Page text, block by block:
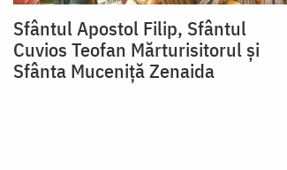
Sfântul Apostol Filip, Sfântul
Cuvios Teofan Mărturisitorul și
Sfânta Muceniță Zenaida